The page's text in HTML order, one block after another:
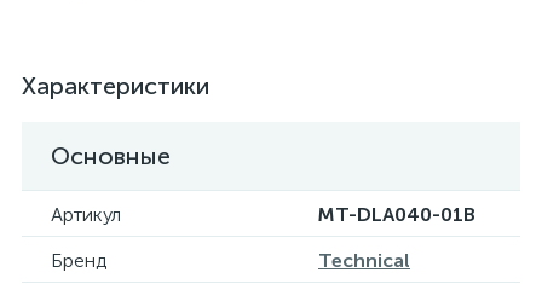
Характеристики
Основные
Артикул
MT-DLA040-01B
Бренд
Technical